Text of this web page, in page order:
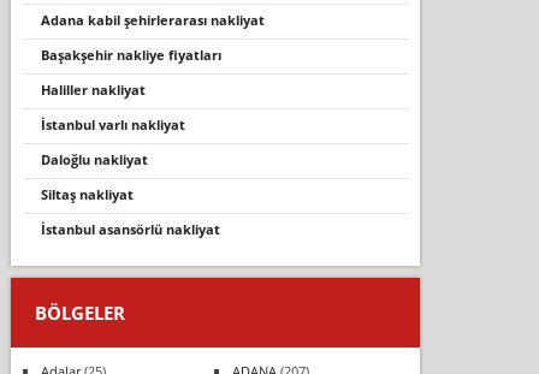
adana kabil şehirlerarası nakliyat
başakşehir nakliye fiyatları
haliller nakliyat
i̇stanbul varli nakli̇yat
daloğlu nakli̇yat
siltaş nakliyat
i̇stanbul asansörlü nakliyat
BÖLGELER